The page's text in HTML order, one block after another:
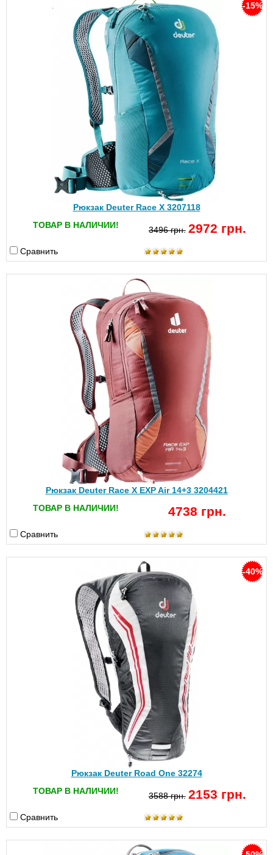
-15%
Рюкзак Deuter Race X 3207118
ТОВАР В НАЛИЧИИ!
3496 грн. 2972 грн.
Сравнить
Рюкзак Deuter Race X EXP Air 14+3 3204421
ТОВАР В НАЛИЧИИ!
4738 грн.
Сравнить
-40%
Рюкзак Deuter Road One 32274
ТОВАР В НАЛИЧИИ!
3588 грн. 2153 грн.
Сравнить